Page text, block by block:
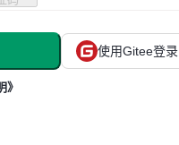
使用Gitee登录
》